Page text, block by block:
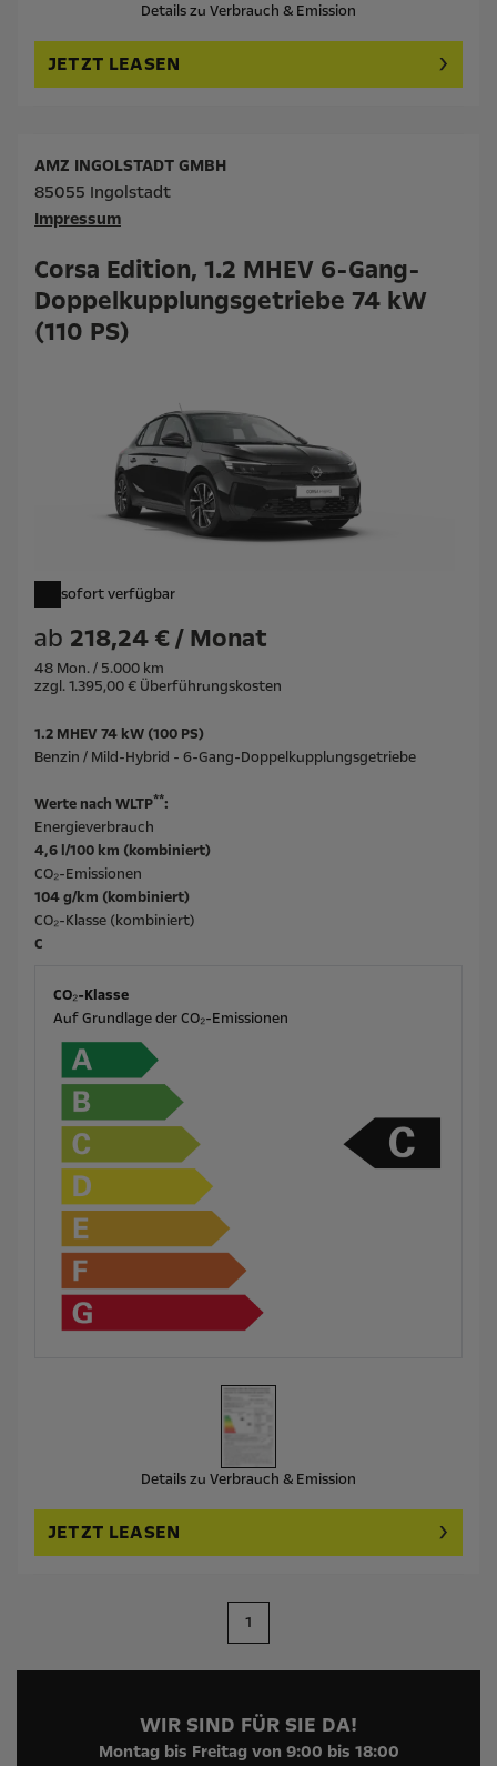
Details zu Verbrauch & Emission
JETZT LEASEN
Corsa Edition, 1.2 MHEV 6-Gang-
Doppelkupplungsgetriebe 74 kW
(110 PS)
sofort verfügbar
ab 218,24 € / Monat
48 Mon. / 5.000 km
zzgl. 1.395,00 € Überführungskosten
AMZ INGOLSTADT GMBH
85055 Ingolstadt
Impressum
1.2 MHEV 74 kW (100 PS)
Benzin / Mild-Hybrid - 6-Gang-Doppelkupplungsgetriebe
Werte nach WLTP**:
Energieverbrauch
4,6 l/100 km (kombiniert)
CO₂-Emissionen
104 g/km (kombiniert)
CO₂-Klasse (kombiniert)
C
CO₂-Klasse
Auf Grundlage der CO₂-Emissionen
Details zu Verbrauch & Emission
JETZT LEASEN
1
WIR SIND FÜR SIE DA!
Montag bis Freitag von 9:00 bis 18:00